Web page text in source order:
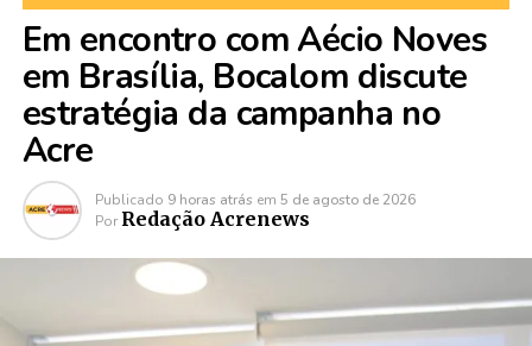
Em encontro com Aécio Noves
em Brasília, Bocalom discute
estratégia da campanha no
Acre
Publicado 9 horas atrás em 5 de agosto de 2026
Por Redação Acrenews